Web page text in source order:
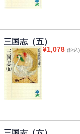
三国志（五）
¥1,078 (税込)